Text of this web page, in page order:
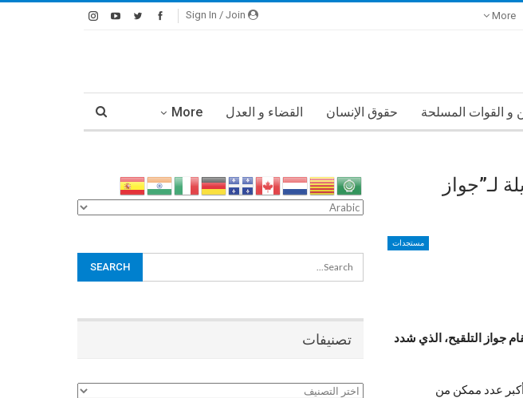
More
و القوات المسلحة حقوق الإنسان القضاء و العدل More
لـ”جواز
مستجدات
جواز التلقيح، الذي شدد
عدد ممكن من
تصنيفات
تصنيفات